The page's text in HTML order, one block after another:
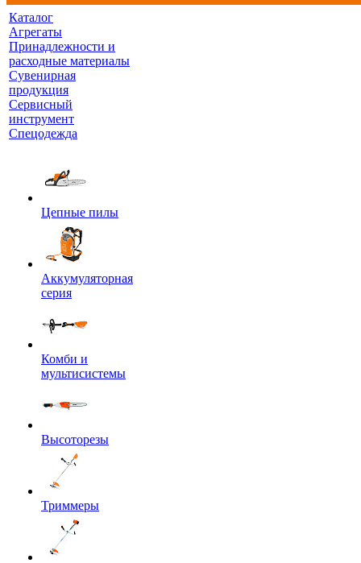
Каталог
Агрегаты
Принадлежности и
расходные материалы
Сувенирная
продукция
Сервисный
инструмент
Спецодежда
Цепные пилы
Аккумуляторная
серия
Комби и
мультисистемы
Высоторезы
Триммеры